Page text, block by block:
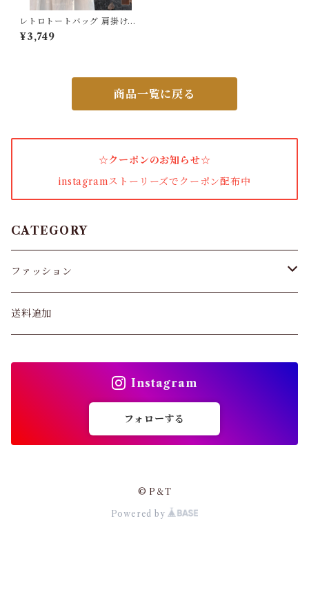
ワンピース・セットアップ
女性下着・靴下
着圧ソックス
ショーツ
ガードル・ウエストニッパー
レトロトートバッグ 肩掛けカ
バンビジネス
¥3,749
商品一覧に戻る
☆クーポンのお知らせ☆
instagramストーリーズでクーポン配布中
CATEGORY
ファッション
パンツ&スカート
送料追加
Instagram
フォローする
© P＆T
Powered by